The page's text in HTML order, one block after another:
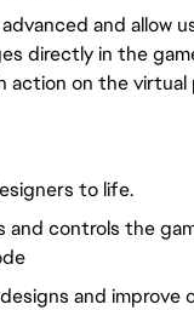
and allow
directly in the
action on the
to life.
controls the
and improve